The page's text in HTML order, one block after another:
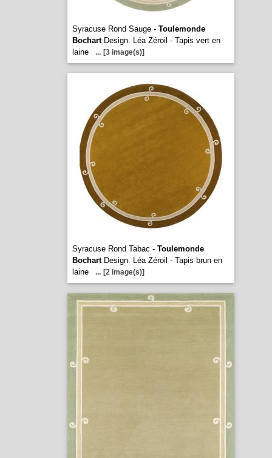
Syracuse Rond Sauge - Toulemonde
BochartDesign. Léa Zéroil - Tapis vert en
laine
... [3 image(s)]
Syracuse Rond Tabac - Toulemonde
BochartDesign. Léa Zéroil - Tapis brun en
laine
... [2 image(s)]